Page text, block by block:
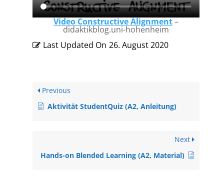
Video Constructive Alignment–
didaktikblog.uni-hohenheim
Last Updated On 26. August 2020
Previous
Aktivität StudentQuiz (A2, Anleitung)
Next
Hands-on Blended Learning (A2, Material)